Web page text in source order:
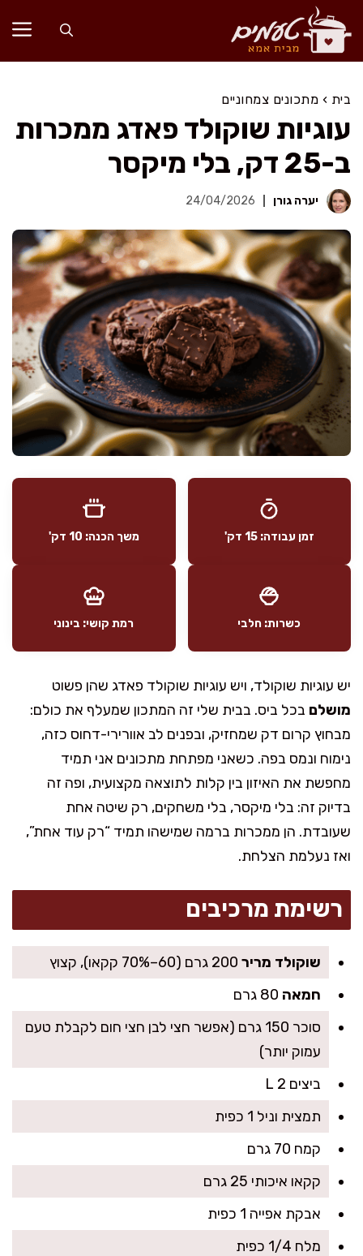
לדלג
לתוכן
בית › מתכונים צמחוניים
עוגיות שוקולד פאדג ממכרות
ב-25 דק, בלי מיקסר
יערה גורן 24/04/2026
זמן עבודה: 15 דק' משך הכנה: 10 דק'
כשרות: חלבי רמת קושי: בינוני
יש עוגיות שוקולד, ויש עוגיות שוקולד פאדג שהן פשוט
מושלם בכל ביס. בבית שלי זה המתכון שמעלף את כולם:
מבחוץ קרום דק שמחזיק, ובפנים לב אוורירי-דחוס כזה,
נימוח ונמס בפה. כשאני מפתחת מתכונים אני תמיד
מחפשת את האיזון בין קלות לתוצאה מקצועית, ופה זה
בדיוק זה: בלי מיקסר, בלי משחקים, רק שיטה אחת
שעובדת. הן ממכרות ברמה שמישהו תמיד “רק עוד אחת”,
ואז נעלמת הצלחת.
רשימת מרכיבים
שוקולד מריר
חמאה
סוכר 150 גרם (אפשר חצי לבן חצי חום לקבלת טעם
עמוק יותר)
ביצים L 2
תמצית וניל 1 כפית
קמח 70 גרם
קקאו איכותי 25 גרם
אבקת אפייה 1 כפית
מלח 1/4 כפית